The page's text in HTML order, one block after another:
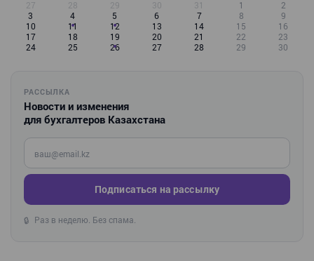
27 28 29 30 31 1
2
3
4 5 6 7 8
9
10
11 12 13 14 15
16
17
18 19 20 21 22
23
24
25 26 27 28 29 30
РАССЫЛКА
Новости и изменения
для бухгалтеров Казахстана
Введите ваш e-mail
Подписаться на рассылку
🔒 Раз в неделю. Без спама.